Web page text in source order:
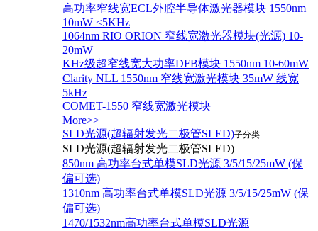
高功率窄线宽ECL外腔半导体激光器模块 1550nm
10mW <5KHz
1064nm RIO ORION 窄线宽激光器模块(光源) 10-
20mW
KHz级超窄线宽大功率DFB模块 1550nm 10-60mW
Clarity NLL 1550nm 窄线宽激光模块 35mW 线宽
5kHz
COMET-1550 窄线宽激光模块
More>>
SLD光源(超辐射发光二极管SLED)子分类
SLD光源(超辐射发光二极管SLED)
850nm 高功率台式单模SLD光源 3/5/15/25mW (保
偏可选)
1310nm 高功率台式单模SLD光源 3/5/15/25mW (保
偏可选)
1470/1532nm高功率台式单模SLD光源